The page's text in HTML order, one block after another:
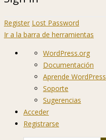
Register Lost Password
Ir a la barra de herramientas
Acerca
WordPress
WordPress.org
Documentación
Aprende WordPress
Soporte
Sugerencias
Acceder
Registrarse